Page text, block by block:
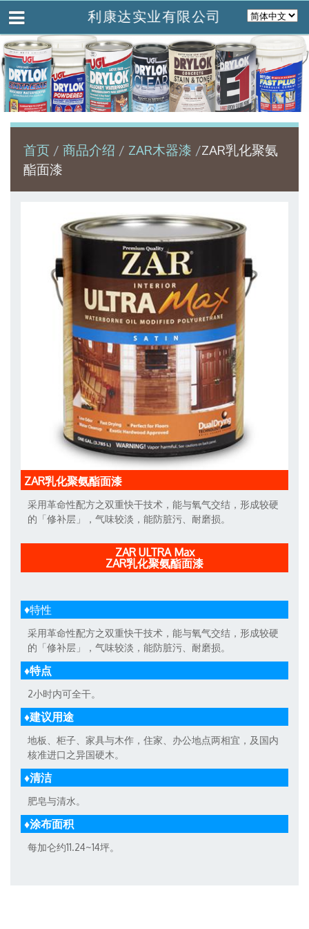
利康达实业有限公司
首页 商品介绍 ZAR木器漆
ZAR乳化聚氨
酯面漆
ZAR乳化聚氨酯面漆
采用革命性配方之双重快干技术，能与氧气交结，形成较硬
的「修补层」，气味较淡，能防脏污、耐磨损。
ZAR ULTRA Max
ZAR乳化聚氨酯面漆
♦特性
采用革命性配方之双重快干技术，能与氧气交结，形成较硬
的「修补层」，气味较淡，能防脏污、耐磨损。
♦特点
2小时内可全干。
♦建议用途
地板、柜子、家具与木作，住家、办公地点两相宜，及国内
核准进口之异国硬木。
♦清洁
肥皂与清水。
♦涂布面积
每加仑约11.24~14坪。